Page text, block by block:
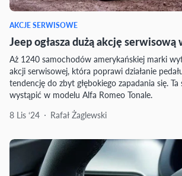
AKCJE SERWISOWE
Jeep ogłasza dużą akcję serwisową
Aż 1240 samochodów amerykańskiej marki
akcji serwisowej, która poprawi działanie
tendencję do zbyt głębokiego zapadania się.
wystąpić w modelu Alfa Romeo Tonale.
8 Lis ‘24
Rafał Żaglewski